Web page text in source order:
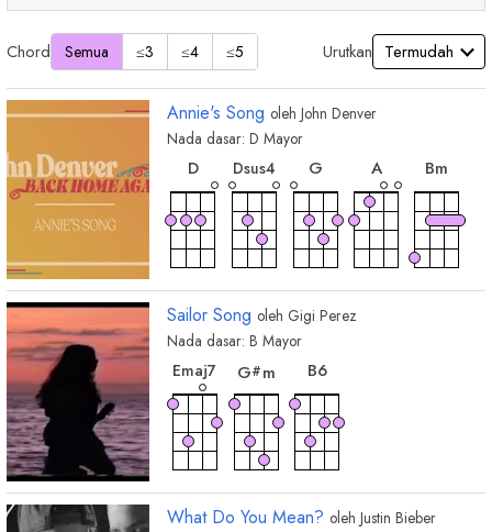
Chord Semua ≤3 ≤4 ≤5 Urutkan
Annie's Song oleh John Denver
Nada dasar: D Mayor
D
chord
Dsus4
chord
G
A
Bm
F#m
chord
Em
chord
Asus4
chord
A7
chord
Sailor Song oleh Gigi Perez
Nada dasar: B Mayor
Emaj7
chord
G#m
chord
B6
What Do You Mean? oleh Justin Bieber